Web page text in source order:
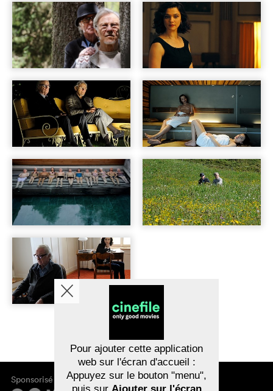
Sponsorisé par
Pour ajouter cette application
web sur l'écran d'accueil :
Appuyez sur le bouton "menu",
puis sur Ajouter sur l'écran